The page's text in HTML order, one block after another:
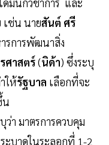
เช่น นายสันต์ ศรี
รการพัฒนาสิ่ง
ศาสตร์(นิด้า) ซึ่งระบุ
ให้รัฐบาล เลือกที่จะ
น
า มาตรการควบคุม
ะบาดในระลอกที่ 1-2